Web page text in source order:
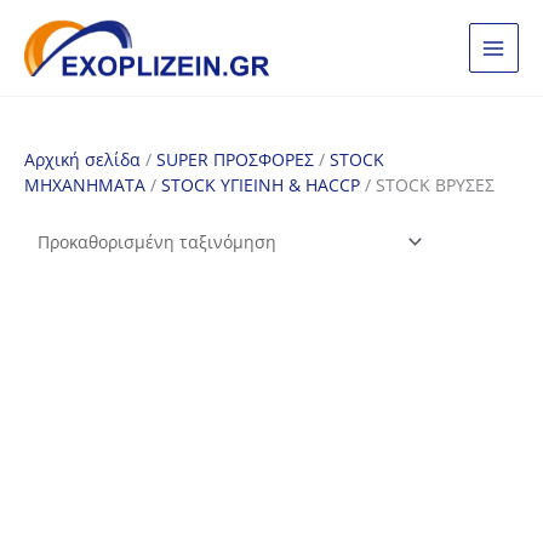
στο
περιεχόμενο
Αρχική σελίδα / SUPER ΠΡΟΣΦΟΡΕΣ / STOCK
ΜΗΧΑΝΗΜΑΤΑ / STOCK ΥΓΙΕΙΝΗ & HACCP / STOCK ΒΡΥΣΕΣ